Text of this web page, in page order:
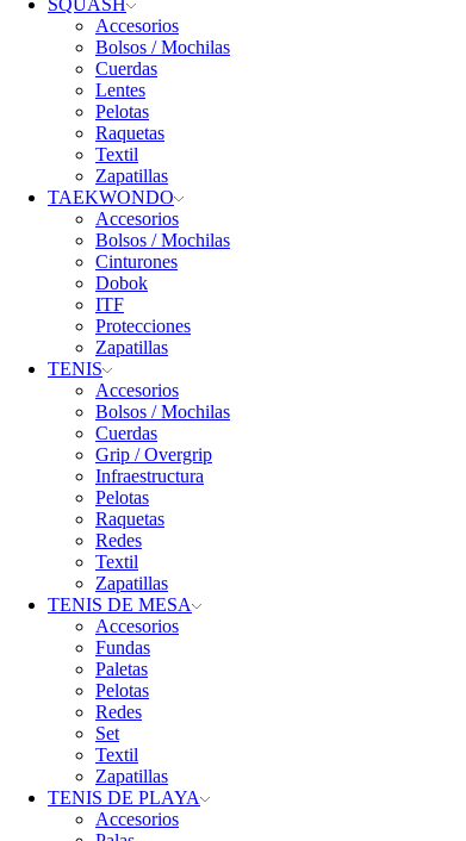
Accesorios
Bolsos / Mochilas
Cuerdas
Lentes
Pelotas
Raquetas
Textil
Zapatillas
TAEKWONDO
Accesorios
Bolsos / Mochilas
Cinturones
Dobok
ITF
Protecciones
Zapatillas
TENIS
Accesorios
Bolsos / Mochilas
Cuerdas
Grip / Overgrip
Infraestructura
Pelotas
Raquetas
Redes
Textil
Zapatillas
TENIS DE MESA
Accesorios
Fundas
Paletas
Pelotas
Redes
Set
Textil
Zapatillas
TENIS DE PLAYA
Accesorios